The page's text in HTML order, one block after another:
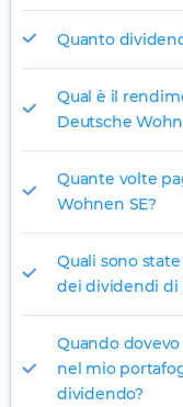
Quanto
Qual è il
Deutsche
Quante volte
Wohnen SE?
Quali sono
dei dividendi di
Quando
nel mio
dividendo?